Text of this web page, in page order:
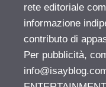
rete editoriale
informazione
contributo di
Per pubblicità,